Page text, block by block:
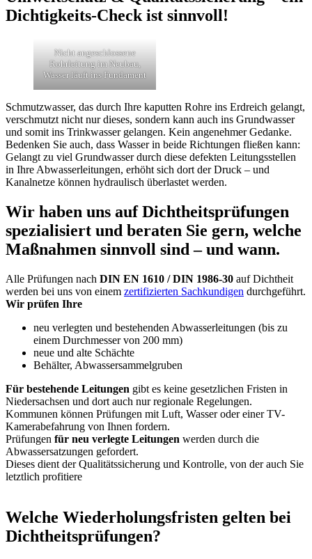
Dichtigkeits-Check ist sinnvoll!
Nicht angeschlossene
Rohrleitung im Neubau,
Wasser läuft ins Fundament
Schmutzwasser, das durch Ihre kaputten Rohre ins Erdreich gelangt,
verschmutzt nicht nur dieses, sondern kann auch ins Grundwasser
und somit ins Trinkwasser gelangen. Kein angenehmer Gedanke.
Bedenken Sie auch, dass Wasser in beide Richtungen fließen kann:
Gelangt zu viel Grundwasser durch diese defekten Leitungsstellen
in Ihre Abwasserleitungen, erhöht sich dort der Druck – und
Kanalnetze können hydraulisch überlastet werden.
Wir haben uns auf Dichtheitsprüfungen
spezialisiert und beraten Sie gern, welche
Maßnahmen sinnvoll sind – und wann.
Alle Prüfungen nach DIN EN 1610 / DIN 1986-30 auf Dichtheit
werden bei uns von einem zertifizierten Sachkundigen durchgeführt.
Wir prüfen Ihre
neu verlegten und bestehenden Abwasserleitungen (bis zu
einem Durchmesser von 200 mm)
neue und alte Schächte
Behälter, Abwassersammelgruben
Für bestehende Leitungen gibt es keine gesetzlichen Fristen in
Niedersachsen und dort auch nur regionale Regelungen.
Kommunen können Prüfungen mit Luft, Wasser oder einer TV-
Kamerabefahrung von Ihnen fordern.
Prüfungen für neu verlegte Leitungen werden durch die
Abwassersatzungen gefordert.
Dieses dient der Qualitätssicherung und Kontrolle, von der auch Sie
letztlich profitiere
Welche Wiederholungsfristen gelten bei
Dichtheitsprüfungen?